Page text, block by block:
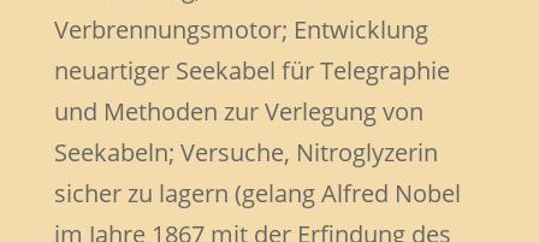
Verbrennungsmotor; Entwicklung
neuartiger Seekabel für Telegraphie
und Methoden zur Verlegung von
Seekabeln; Versuche, Nitroglyzerin
sicher zu lagern (gelang Alfred Nobel
im Jahre 1867 mit der Erfindung des